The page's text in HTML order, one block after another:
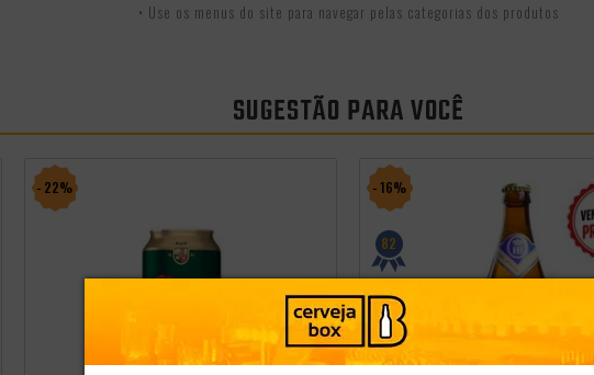
• Use os menus do site para navegar pelas categorias dos produtos
SUGESTÃO PARA VOCÊ
- 22% - 16%
82